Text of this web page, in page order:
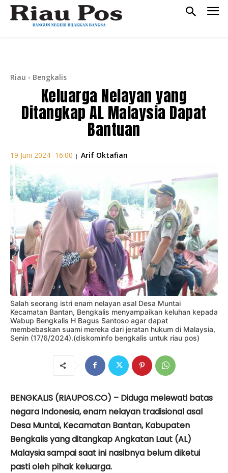
Riau Bengkalis
Keluarga Nelayan yang
Ditangkap AL Malaysia Dapat
Bantuan
19 Juni 2024 -16:00 | Arif Oktafian
Salah seorang istri enam nelayan asal Desa Muntai
Kecamatan Bantan, Bengkalis menyampaikan keluhan kepada
Wabup Bengkalis H Bagus Santoso agar dapat
membebaskan suami mereka dari jeratan hukum di Malaysia,
Senin (17/6/2024).(diskominfo bengkalis untuk riau pos)
BENGKALIS (RIAUPOS.CO) – Diduga melewati batas
negara Indonesia, enam nelayan tradisional asal
Desa Muntai, Kecamatan Bantan, Kabupaten
Bengkalis yang ditangkap Angkatan Laut (AL)
Malaysia sampai saat ini nasibnya belum diketui
pasti oleh pihak keluarga.